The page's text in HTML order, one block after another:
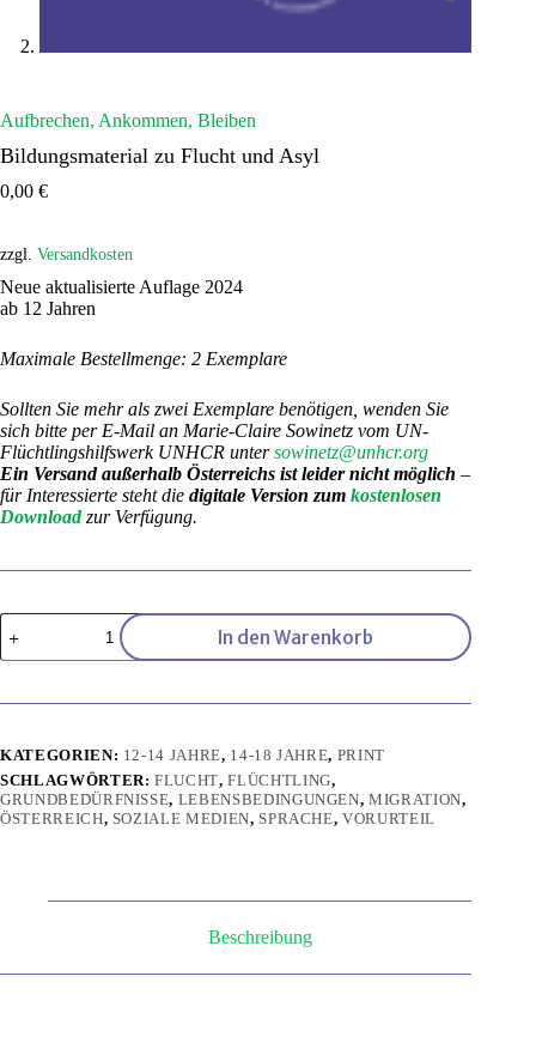
Aufbrechen, Ankommen, Bleiben
Bildungsmaterial zu Flucht und Asyl
0,00 €
zzgl. Versandkosten
Neue aktualisierte Auflage 2024
ab 12 Jahren
Maximale Bestellmenge: 2 Exemplare
Sollten Sie mehr als zwei Exemplare benötigen, wenden Sie
sich bitte per E-Mail an Marie-Claire Sowinetz vom UN-
Flüchtlingshilfswerk UNHCR untersowinetz@unhcr.org
Ein Versand außerhalb Österreichs ist leider nicht möglich –
für Interessierte steht die digitale Version zum kostenlosen
Downloadzur Verfügung.
Aufbrechen,
Ankommen,
Bleiben
In den Warenkorb
KATEGORIEN: 12-14 JAHRE, 14-18 JAHRE, PRINT
SCHLAGWÖRTER:FLUCHT,FLÜCHTLING,
GRUNDBEDÜRFNISSE, LEBENSBEDINGUNGEN,MIGRATION,
ÖSTERREICH, SOZIALE MEDIEN, SPRACHE,VORURTEIL
Beschreibung